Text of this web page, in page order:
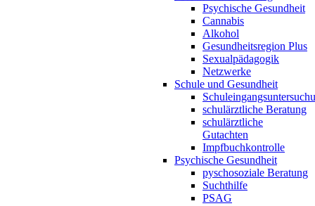
Psychische Gesundheit
Cannabis
Alkohol
Gesundheitsregion Plus
Sexualpädagogik
Netzwerke
Schule und Gesundheit
schulärztliche Beratung
schulärztliche
Gutachten
Impfbuchkontrolle
Psychische Gesundheit
pyschosoziale Beratung
Suchthilfe
PSAG